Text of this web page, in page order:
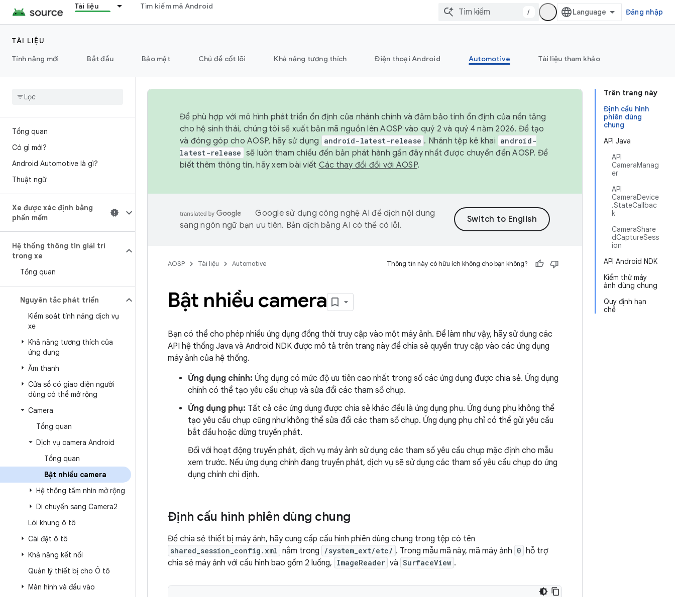
Tài liệu Tìm kiếm mã Android
/ Đăng nhập
TÀI LIỆU
Tính năng mới
Bắt đầu Bảo mật Chủ đề cốt lõi Khả năng tương thích Điện thoại Android Automotive Tài liệu tham khảo
Tổng quan
Có gì mới?
Android Automotive là gì?
Thuật ngữ
Xe được xác định bằng
phần mềm
Hệ thống thông tin giải trí
trong xe
Tổng quan
Nguyên tắc phát triển
Kiểm soát tính năng dịch vụ
xe
Khả năng tương thích của
ứng dụng
Âm thanh
Cửa sổ có giao diện người
dùng có thể mở rộng
Camera
Tổng quan
Dịch vụ camera Android
Tổng quan
Bật nhiều camera
Hệ thống tầm nhìn mở rộng
Di chuyển sang Camera2
Lõi khung ô tô
Cài đặt ô tô
Khả năng kết nối
Quản lý thiết bị cho Ô tô
Màn hình và đầu vào
Trên trang này
Định cấu hình
phiên dùng
chung
API Java
API
CameraManag
er
API
CameraDevice
.StateCallbac
k
CameraShare
dCaptureSess
ion
API Android NDK
Kiểm thử máy
ảnh dùng chung
Quy định hạn
chế
Để phù hợp với mô hình phát triển ổn định của nhánh chính và đảm bảo tính ổn định của nền tảng
cho hệ sinh thái, chúng tôi sẽ xuất bản mã nguồn lên AOSP vào quý 2 và quý 4 năm 2026. Để tạo
và đóng góp cho AOSP, hãy sử dụng
android-latest-release . Nhánh tệp kê khai android-
latest-release sẽ luôn tham chiếu đến bản phát hành gần đây nhất được chuyển đến AOSP. Để
biết thêm thông tin, hãy xem bài viết Các thay đổi đối với AOSP.
Google sử dụng công nghệ AI để dịch nội dung
sang ngôn ngữ bạn ưu tiên. Bản dịch bằng AI có thể có lỗi.
AOSP Tài liệu Automotive Thông tin này có hữu ích không cho bạn không?
Bật nhiều camera
Bạn có thể cho phép nhiều ứng dụng đồng thời truy cập vào một máy ảnh. Để làm như vậy, hãy sử dụng các
API hệ thống Java và Android NDK được mô tả trên trang này để chia sẻ quyền truy cập vào các ứng dụng
máy ảnh của hệ thống.
Ứng dụng chính: Ứng dụng có mức độ ưu tiên cao nhất trong số các ứng dụng được chia sẻ. Ứng dụng
chính có thể tạo yêu cầu chụp và sửa đổi các tham số chụp.
Ứng dụng phụ: Tất cả các ứng dụng được chia sẻ khác đều là ứng dụng phụ. Ứng dụng phụ không thể
tạo yêu cầu chụp cũng như không thể sửa đổi các tham số chụp. Ứng dụng phụ chỉ có thể gửi yêu cầu
bắt đầu hoặc dừng truyền phát.
Đối với hoạt động truyền phát, dịch vụ máy ảnh sử dụng các tham số yêu cầu chụp mặc định cho mẫu
xem trước. Nếu ứng dụng chính đang truyền phát, dịch vụ sẽ sử dụng các tham số yêu cầu chụp do ứng
dụng chính chỉ định.
Định cấu hình phiên dùng chung
Để chia sẻ thiết bị máy ảnh, hãy cung cấp cấu hình phiên dùng chung trong tệp có tên
shared_session_config.xml nằm trong /system_ext/etc/ . Trong mẫu mã này, mã máy ảnh 0 hỗ trợ
chia sẻ máy ảnh với cấu hình bao gồm 2 luồng, ImageReader và SurfaceView .